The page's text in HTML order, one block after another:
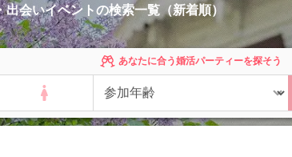
出会いイベントの検索一覧（新着順）
あなたに合う婚活パーティーを探そう